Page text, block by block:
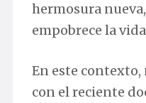
hermosura
empobrece la
En este
con el reciente